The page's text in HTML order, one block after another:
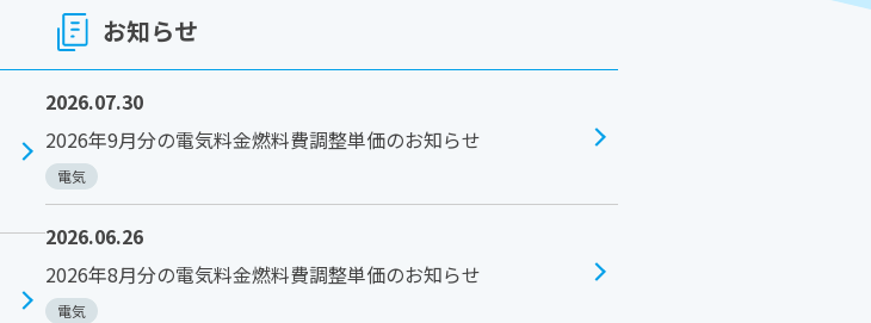
お知らせ
2026.07.30
2026年9月分の電気料金燃料費調整単価のお知らせ
電気
2026.06.26
2026年8月分の電気料金燃料費調整単価のお知らせ
電気